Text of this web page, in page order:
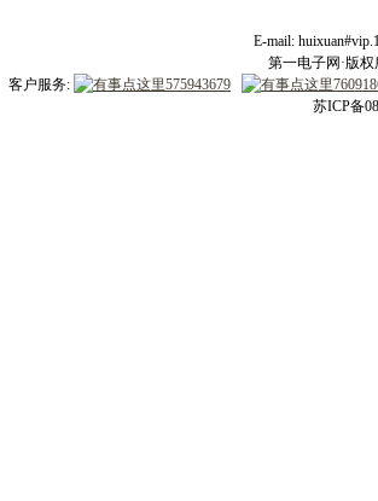
E-mail:
第一电子网·版权
客户服务:
苏ICP备